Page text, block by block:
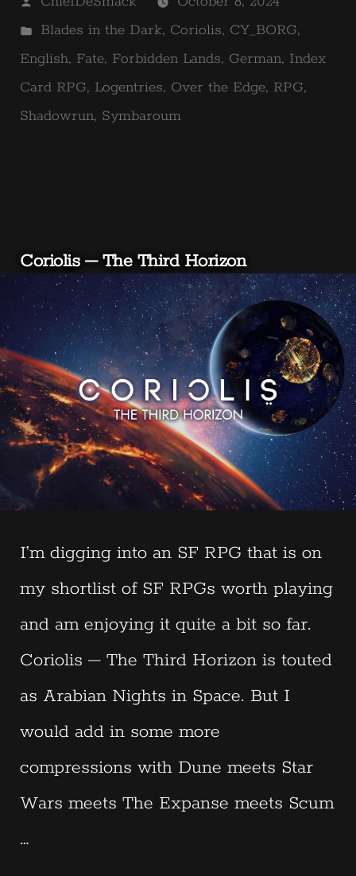
by
Posted
in
Blades in the Dark, Coriolis, CY_BORG,
English, Fate, Forbidden Lands, German, Index
Card RPG, Logentries, Over the Edge, RPG,
Shadowrun, Symbaroum
Coriolis – The Third Horizon
I’m digging into an SF RPG that is on
my shortlist of SF RPGs worth playing
and am enjoying it quite a bit so far.
Coriolis – The Third Horizon is touted
as Arabian Nights in Space. But I
would add in some more
compressions with Dune meets Star
Wars meets The Expanse meets Scum
…